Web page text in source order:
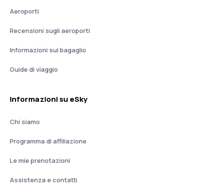
Aeroporti
Recensioni sugli aeroporti
Informazioni sul bagaglio
Guide di viaggio
Informazioni su eSky
Chi siamo
Programma di affiliazione
Le mie prenotazioni
Assistenza e contatti